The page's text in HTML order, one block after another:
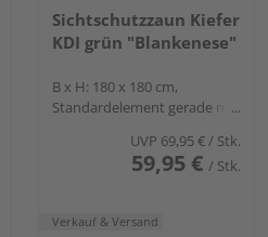
Sichtschutzzaun Kiefer
KDI grün "Blankenese"
B x H: 180 x 180 cm,
Standardelement gerade mit
UVP 69,95 €/ Stk.
59,95 € / Stk.
Verkauf & Versand